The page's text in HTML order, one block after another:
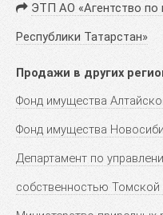
ЭТП АО «Агентство по
Республики Татарстан»
Продажи в других
Фонд имущества
Фонд имущества
Департамент по
собственностью Томской